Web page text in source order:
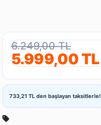
6.249,00 TL
5.999,00 TL
733,21 TL den başlayan taksitlerle!